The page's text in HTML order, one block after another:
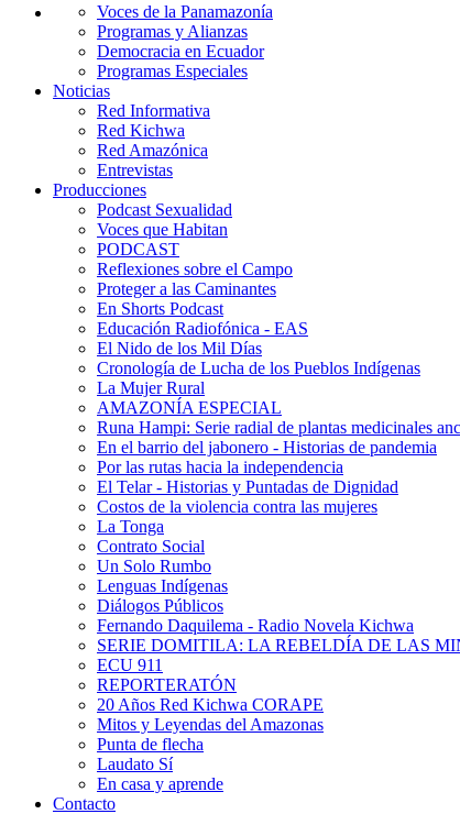
Voces de la Panamazonía
Programas y Alianzas
Democracia en Ecuador
Programas Especiales
Noticias
Red Informativa
Red Kichwa
Red Amazónica
Entrevistas
Producciones
Podcast Sexualidad
Voces que Habitan
PODCAST
Reflexiones sobre el Campo
Proteger a las Caminantes
En Shorts Podcast
Educación Radiofónica - EAS
El Nido de los Mil Días
Cronología de Lucha de los Pueblos Indígenas
La Mujer Rural
AMAZONÍA ESPECIAL
Runa Hampi: Serie radial de plantas medicinales
En el barrio del jabonero - Historias de pandemia
Por las rutas hacia la independencia
El Telar - Historias y Puntadas de Dignidad
Costos de la violencia contra las mujeres
La Tonga
Contrato Social
Un Solo Rumbo
Lenguas Indígenas
Diálogos Públicos
Fernando Daquilema - Radio Novela Kichwa
SERIE DOMITILA: LA REBELDÍA DE LAS
ECU 911
REPORTERATÓN
20 Años Red Kichwa CORAPE
Mitos y Leyendas del Amazonas
Punta de flecha
Laudato Sí
En casa y aprende
Contacto